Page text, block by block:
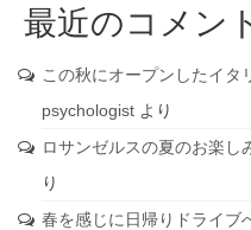
最近のコメン
この秋にオープンしたイタ
psychologist より
ロサンゼルスの夏のお楽
り
春を感じに日帰りドライブ